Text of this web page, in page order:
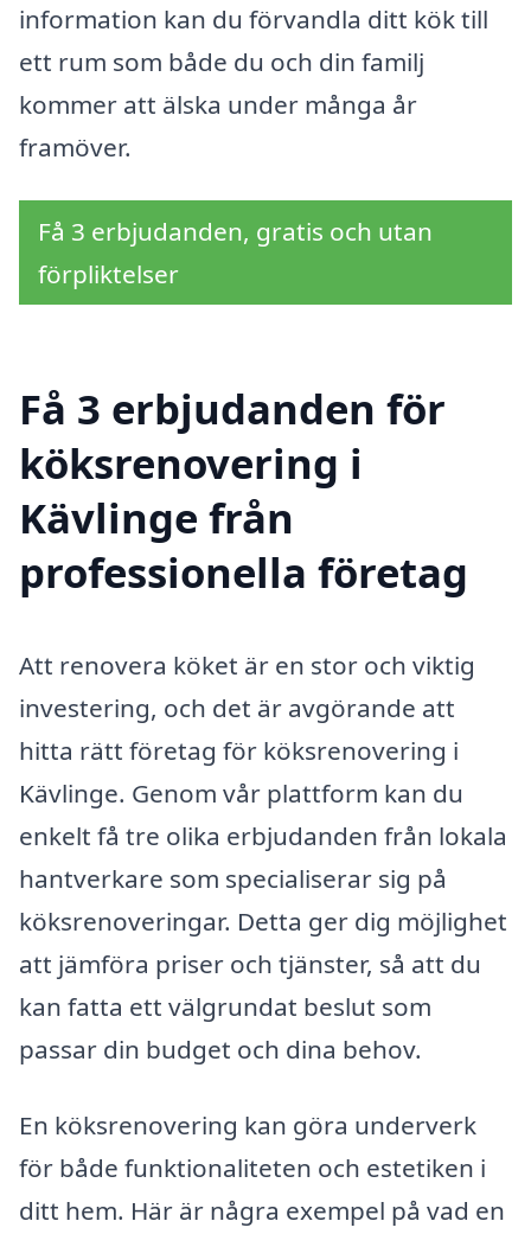
information kan du förvandla ditt kök till
ett rum som både du och din familj
kommer att älska under många år
framöver.
Få 3 erbjudanden, gratis och utan
förpliktelser
Få 3 erbjudanden för
köksrenovering i
Kävlinge från
professionella företag
Att renovera köket är en stor och viktig
investering, och det är avgörande att
hitta rätt företag för köksrenovering i
Kävlinge. Genom vår plattform kan du
enkelt få tre olika erbjudanden från lokala
hantverkare som specialiserar sig på
köksrenoveringar. Detta ger dig möjlighet
att jämföra priser och tjänster, så att du
kan fatta ett välgrundat beslut som
passar din budget och dina behov.
En köksrenovering kan göra underverk
för både funktionaliteten och estetiken i
ditt hem. Här är några exempel på vad en